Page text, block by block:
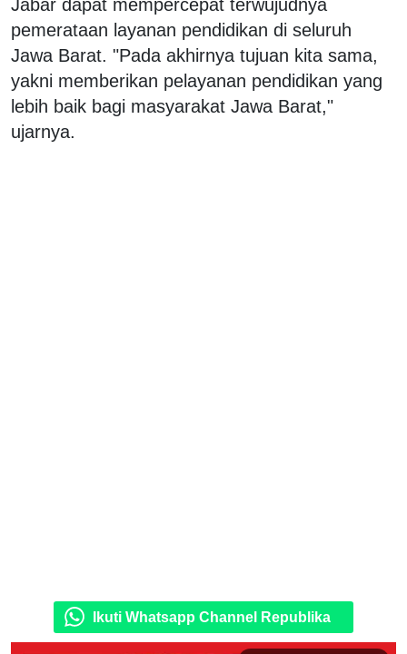
Jabar dapat mempercepat terwujudnya
pemerataan layanan pendidikan di seluruh
Jawa Barat. "Pada akhirnya tujuan kita sama,
yakni memberikan pelayanan pendidikan yang
lebih baik bagi masyarakat Jawa Barat,"
ujarnya.
Ikuti Whatsapp Channel Republika